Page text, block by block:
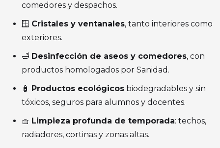
comedores y despachos.
🪟 Cristales y ventanales, tanto interiores como
exteriores.
🛁 Desinfección de aseos y comedores, con
productos homologados por Sanidad.
🧴
Productos ecológicos biodegradables y sin
tóxicos, seguros para alumnos y docentes.
🧺 Limpieza profunda de temporada: techos,
radiadores, cortinas y zonas altas.